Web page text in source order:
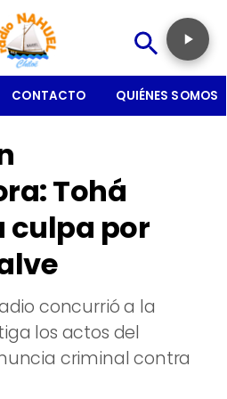
CONTACTO QUIÉNES SOMOS
Tohá
culpa por
concurrió a la
los actos del
criminal contra